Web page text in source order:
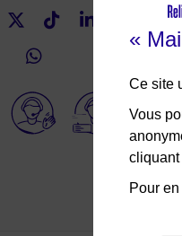
«
Ce site
Vous
cliquant
Pour
Nous suivre
FacebookInstagramTwitter
WhatsApp